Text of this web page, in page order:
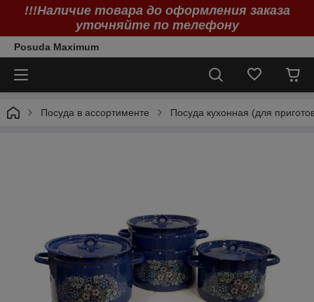
!!!Наличие товара до оформления заказа
уточняйте по телефону
Posuda Maximum
Посуда в ассортименте Посуда кухонная (для